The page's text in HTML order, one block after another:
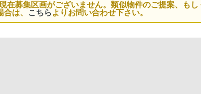
在募集区画がございません。類似物件のご提案、も
は、
こちら よりお問い合わせ下さい。